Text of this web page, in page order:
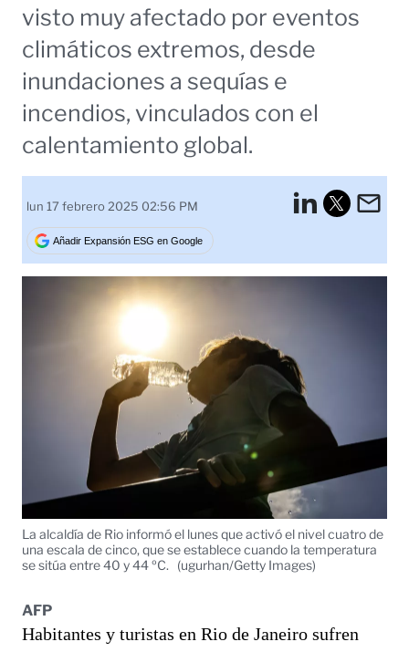
visto muy afectado por eventos
climáticos extremos, desde
inundaciones a sequías e
incendios, vinculados con el
calentamiento global.
lun 17 febrero 2025 02:56 PM
Añadir Expansión ESG en Google
La alcaldía de Rio informó el lunes que activó el nivel cuatro de
una escala de cinco, que se establece cuando la temperatura
se sitúa entre 40 y 44 ºC.
(ugurhan/Getty Images)
AFP
Habitantes y turistas en Rio de Janeiro sufren